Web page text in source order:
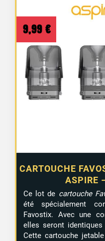
CARTOUCHE
ASPIRE
9,99 €
Ce lot de cartouche
été spécialement
Favostix. Avec une
elles seront identiques
Cette cartouche